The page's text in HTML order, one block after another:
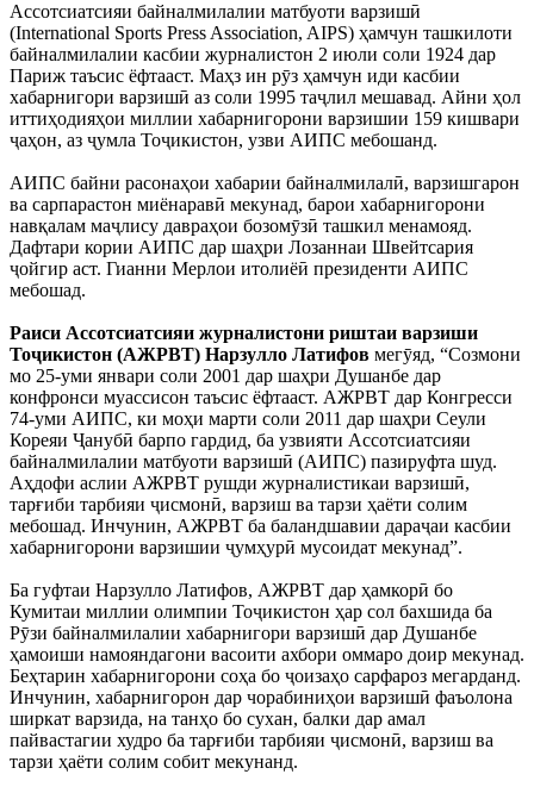
Ассотсиатсияи байналмилалии матбуоти варзишӣ
(International Sports Press Association, AIPS) ҳамчун ташкилоти
байналмилалии касбии журналистон 2 июли соли 1924 дар
Париж таъсис ёфтааст. Маҳз ин рӯз ҳамчун иди касбии
хабарнигори варзишӣ аз соли 1995 таҷлил мешавад. Айни ҳол
иттиҳодияҳои миллии хабарнигорони варзишии 159 кишвари
ҷаҳон, аз ҷумла Тоҷикистон, узви АИПС мебошанд.
АИПС байни расонаҳои хабарии байналмилалӣ, варзишгарон
ва сарпарастон миёнаравӣ мекунад, барои хабарнигорони
навқалам маҷлису давраҳои бозомӯзӣ ташкил менамояд.
Дафтари кории АИПС дар шаҳри Лозаннаи Швейтсария
ҷойгир аст. Гианни Мерлои итолиёӣ президенти АИПС
мебошад.
Раиси Ассотсиатсияи журналистони риштаи варзиши
Тоҷикистон (АЖРВТ) Нарзулло Латифов мегӯяд, “Созмони
мо 25-уми январи соли 2001 дар шаҳри Душанбе дар
конфронси муассисон таъсис ёфтааст. АЖРВТ дар Конгресси
74-уми АИПС, ки моҳи марти соли 2011 дар шаҳри Сеули
Кореяи Ҷанубӣ барпо гардид, ба узвияти Ассотсиатсияи
байналмилалии матбуоти варзишӣ (АИПС) пазируфта шуд.
Аҳдофи аслии АЖРВТ рушди журналистикаи варзишӣ,
тарғиби тарбияи ҷисмонӣ, варзиш ва тарзи ҳаёти солим
мебошад. Инчунин, АЖРВТ ба баландшавии дараҷаи касбии
хабарнигорони варзишии ҷумҳурӣ мусоидат мекунад”.
Ба гуфтаи Нарзулло Латифов, АЖРВТ дар ҳамкорӣ бо
Кумитаи миллии олимпии Тоҷикистон ҳар сол бахшида ба
Рӯзи байналмилалии хабарнигори варзишӣ дар Душанбе
ҳамоиши намояндагони васоити ахбори оммаро доир мекунад.
Беҳтарин хабарнигорони соҳа бо ҷоизаҳо сарфароз мегарданд.
Инчунин, хабарнигорон дар чорабиниҳои варзишӣ фаъолона
ширкат варзида, на танҳо бо сухан, балки дар амал
пайвастагии худро ба тарғиби тарбияи ҷисмонӣ, варзиш ва
тарзи ҳаёти солим собит мекунанд.